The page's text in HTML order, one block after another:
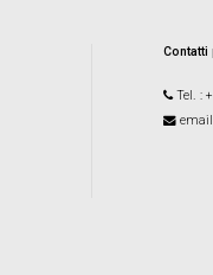
Tel. :
email